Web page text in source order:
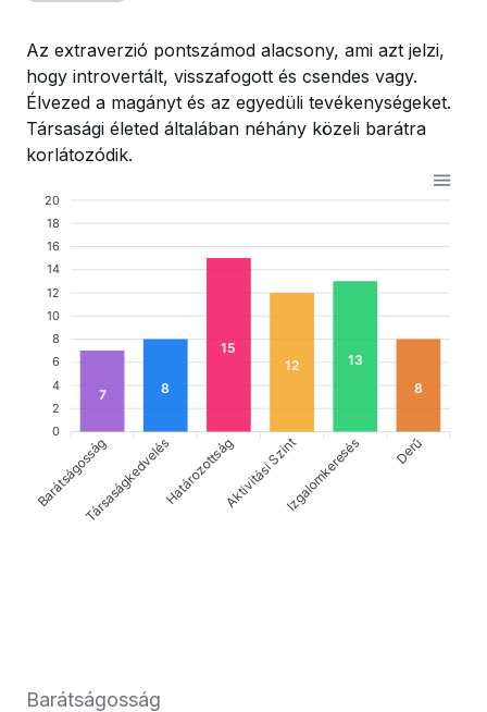
Az extraverzió pontszámod alacsony, ami azt jelzi,
hogy introvertált, visszafogott és csendes vagy.
Élvezed a magányt és az egyedüli tevékenységeket.
Társasági életed általában néhány közeli barátra
korlátozódik.
20
18
16
14
12
10
8
6
4
2
0
7 8
15
12
13
8
BarátságosságTársaságkedvelésHatározottságAktivitási SzintIzgalomkeresés Derű
Barátságosság